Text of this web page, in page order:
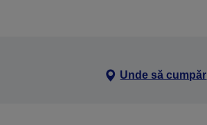
Unde să cumpăr